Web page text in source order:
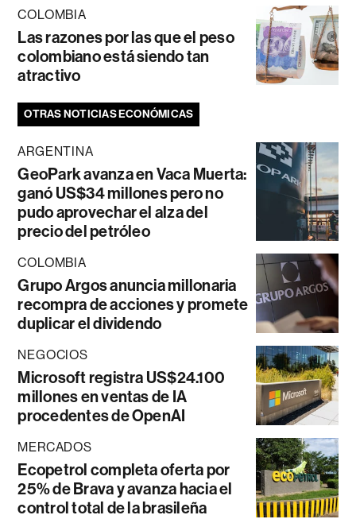
COLOMBIA
Las razones por las que el peso
colombiano está siendo tan
atractivo
OTRAS NOTICIAS ECONÓMICAS
ARGENTINA
GeoPark avanza en Vaca Muerta:
ganó US$34 millones pero no
pudo aprovechar el alza del
precio del petróleo
COLOMBIA
Grupo Argos anuncia millonaria
recompra de acciones y promete
duplicar el dividendo
NEGOCIOS
Microsoft registra US$24.100
millones en ventas de IA
procedentes de OpenAI
MERCADOS
Ecopetrol completa oferta por
25% de Brava y avanza hacia el
control total de la brasileña